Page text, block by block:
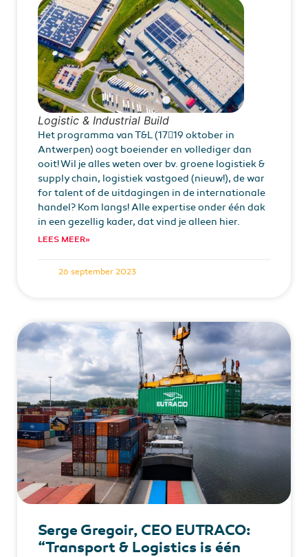
Logistic & Industrial Build
Het programma van T&L (1719 oktober in
Antwerpen) oogt boeiender en vollediger dan
ooit! Wil je alles weten over bv. groene logistiek &
supply chain, logistiek vastgoed (nieuw!), de war
for talent of de uitdagingen in de internationale
handel? Kom langs! Alle expertise onder één dak
in een gezellig kader, dat vind je alleen hier.
LEES MEER»
26 september 2023
Serge Gregoir, CEO EUTRACO:
“Transport & Logistics is één